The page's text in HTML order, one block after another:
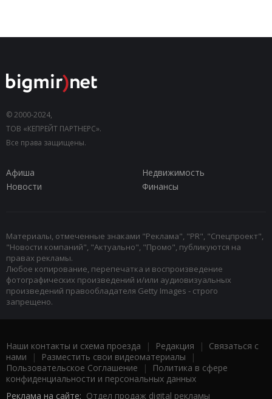
© 2000-2024,
ТОВ «КЕПРЕЙТ ПАРТНЕРС».
Все права защищены.
Афиша
Недвижимость
Новости
Финансы
Материалы, отмеченные знаками "Реклама", "PR", "Спецпроект",
"Новости компаний", "Актуально", "Промо", публикуются на
правах рекламы.
Любое копирование, перепечатка и воспроизведение
фотографических произведений и/или аудиовизуальных
произведений правообладателя Getty Images - строго
запрещено.
Наши контакты и схема проезда | Редакция | Связаться с
нами | Разместить свои видеоматериалы |
Пользовательское Соглашение |
Политика в сфере
конфиденциальности и персональных данных
Реклама на сайте: Отдел продаж digital рекламы